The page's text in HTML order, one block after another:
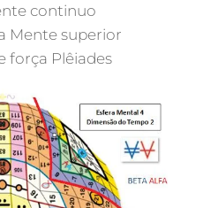
continuo
Mente superior
força Plêiades